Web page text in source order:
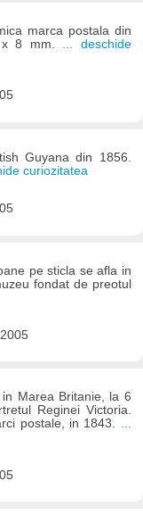
marca postala din
x 8 mm. ... deschide
Guyana din 1856.
curiozitatea
pe sticla se afla in
fondat de preotul
Marea Britanie, la 6
Reginei Victoria.
postale, in 1843. ...